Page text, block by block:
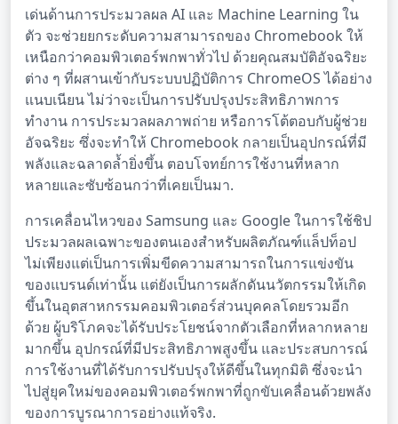
เด่นด้านการประมวลผล AI และ Machine Learning ใน
ตัว จะช่วยยกระดับความสามารถของ Chromebook ให้
เหนือกว่าคอมพิวเตอร์พกพาทั่วไป ด้วยคุณสมบัติอัจฉริยะ
ต่าง ๆ ที่ผสานเข้ากับระบบปฏิบัติการ ChromeOS ได้อย่าง
แนบเนียน ไม่ว่าจะเป็นการปรับปรุงประสิทธิภาพการ
ทำงาน การประมวลผลภาพถ่าย หรือการโต้ตอบกับผู้ช่วย
อัจฉริยะ ซึ่งจะทำให้ Chromebook กลายเป็นอุปกรณ์ที่มี
พลังและฉลาดล้ำยิ่งขึ้น ตอบโจทย์การใช้งานที่หลาก
หลายและซับซ้อนกว่าที่เคยเป็นมา.
การเคลื่อนไหวของ Samsung และ Google ในการใช้ชิป
ประมวลผลเฉพาะของตนเองสำหรับผลิตภัณฑ์แล็ปท็อป
ไม่เพียงแต่เป็นการเพิ่มขีดความสามารถในการแข่งขัน
ของแบรนด์เท่านั้น แต่ยังเป็นการผลักดันนวัตกรรมให้เกิด
ขึ้นในอุตสาหกรรมคอมพิวเตอร์ส่วนบุคคลโดยรวมอีก
ด้วย ผู้บริโภคจะได้รับประโยชน์จากตัวเลือกที่หลากหลาย
มากขึ้น อุปกรณ์ที่มีประสิทธิภาพสูงขึ้น และประสบการณ์
การใช้งานที่ได้รับการปรับปรุงให้ดีขึ้นในทุกมิติ ซึ่งจะนำ
ไปสู่ยุคใหม่ของคอมพิวเตอร์พกพาที่ถูกขับเคลื่อนด้วยพลัง
ของการบูรณาการอย่างแท้จริง.